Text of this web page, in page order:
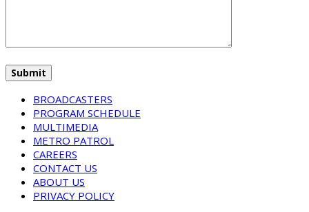
BROADCASTERS
PROGRAM SCHEDULE
MULTIMEDIA
METRO PATROL
CAREERS
CONTACT US
ABOUT US
PRIVACY POLICY